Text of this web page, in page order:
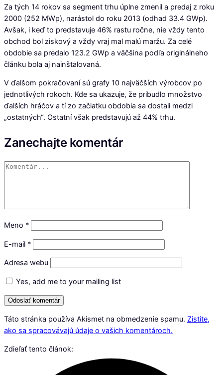
Za tých 14 rokov sa segment trhu úplne zmenil a predaj z roku
2000 (252 MWp), narástol do roku 2013 (odhad 33.4 GWp).
Avšak, i keď to predstavuje 46% rastu ročne, nie vždy tento
obchod bol ziskový a vždy vraj mal malú maržu. Za celé
obdobie sa predalo 123.2 GWp a väčšina podľa originálneho
článku bola aj nainštalovaná.
V ďalšom pokračovaní sú grafy 10 najväčších výrobcov po
jednotlivých rokoch. Kde sa ukazuje, že pribudlo množstvo
ďalších hráčov a tí zo začiatku obdobia sa dostali medzi
„ostatných“. Ostatní však predstavujú až 44% trhu.
Zanechajte komentár
Meno *
E-mail *
Adresa webu
Yes, add me to your mailing list
Táto stránka používa Akismet na obmedzenie spamu. Zistite,
ako sa spracovávajú údaje o vašich komentároch.
Zdieľať tento článok: